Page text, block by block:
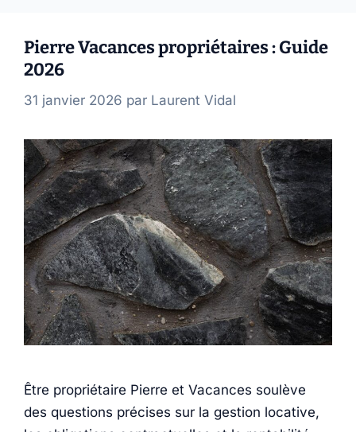
Pierre Vacances propriétaires : Guide
2026
31 janvier 2026 par Laurent Vidal
Être propriétaire Pierre et Vacances soulève
des questions précises sur la gestion locative,